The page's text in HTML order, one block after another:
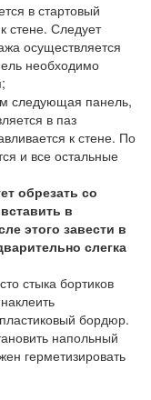
в стартовый
стене. Следует
осуществляется
необходимо
следующая панель,
в паз
к стене. По
и все остальные
обрезать со
в
этого завести в
слегка
стыка бортиков
бордюр.
напольный
герметизировать